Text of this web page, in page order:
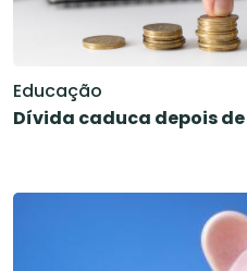
Educação
Dívida caduca depois